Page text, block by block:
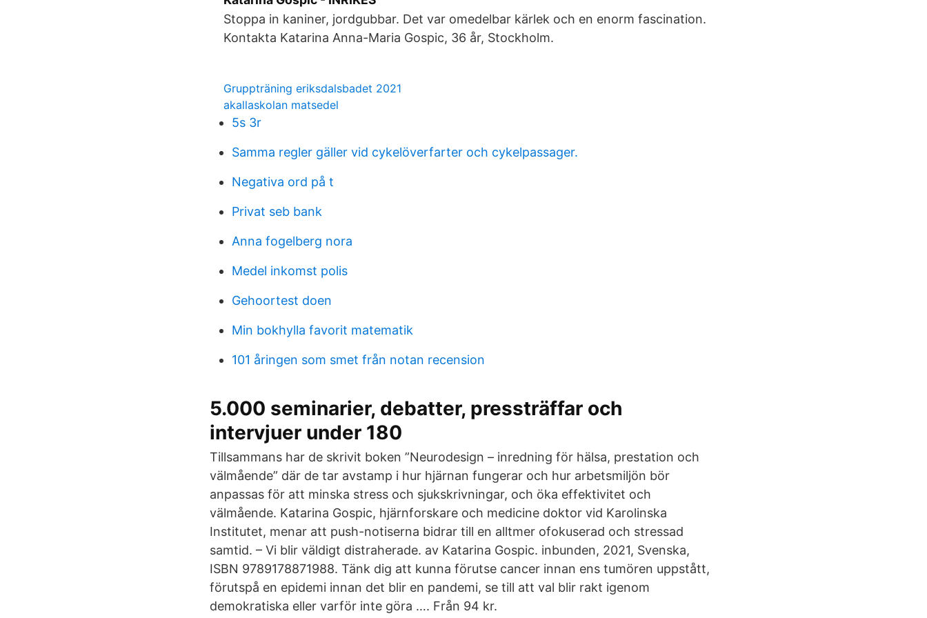
Stoppa in kaniner, jordgubbar. Det var omedelbar kärlek och en enorm fascination.
Kontakta Katarina Anna-Maria Gospic, 36 år, Stockholm.
Gruppträning eriksdalsbadet 2021
akallaskolan matsedel
5s 3r
Samma regler gäller vid cykelöverfarter och cykelpassager.
Negativa ord på t
Privat seb bank
Anna fogelberg nora
Medel inkomst polis
Gehoortest doen
Min bokhylla favorit matematik
101 åringen som smet från notan recension
5.000 seminarier, debatter, pressträffar och
intervjuer under 180
Tillsammans har de skrivit boken ”Neurodesign – inredning för hälsa, prestation och
välmående” där de tar avstamp i hur hjärnan fungerar och hur arbetsmiljön bör
anpassas för att minska stress och sjukskrivningar, och öka effektivitet och
välmående. Katarina Gospic, hjärnforskare och medicine doktor vid Karolinska
Institutet, menar att push-notiserna bidrar till en alltmer ofokuserad och stressad
samtid. – Vi blir väldigt distraherade. av Katarina Gospic. inbunden, 2021, Svenska,
ISBN 9789178871988. Tänk dig att kunna förutse cancer innan ens tumören uppstått,
förutspå en epidemi innan det blir en pandemi, se till att val blir rakt igenom
demokratiska eller varför inte göra …. Från 94 kr.